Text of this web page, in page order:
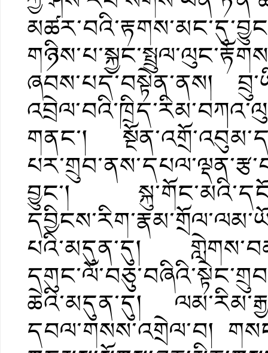
ཞབས་པད་བསྟེན་ནས།
གནང་།
བྱུང་།
པའི་མདུན་དུ།
ཆེའི་མདུན་དུ།
དབལ་གསས་འགྲེལ་བ།